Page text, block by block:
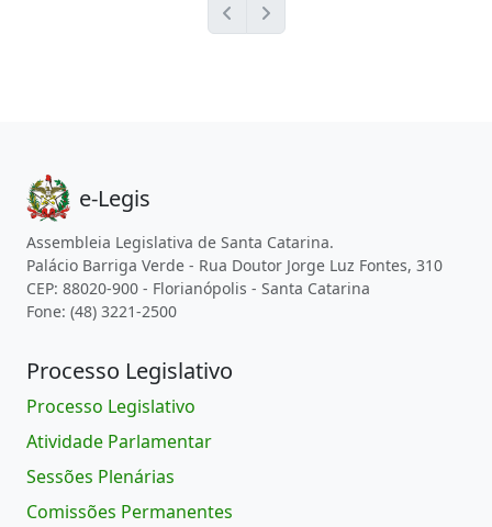
e-Legis
Assembleia Legislativa de Santa Catarina.
Palácio Barriga Verde - Rua Doutor Jorge Luz Fontes, 310
CEP: 88020-900 - Florianópolis - Santa Catarina
Fone: (48) 3221-2500
Processo Legislativo
Processo Legislativo
Atividade Parlamentar
Sessões Plenárias
Comissões Permanentes